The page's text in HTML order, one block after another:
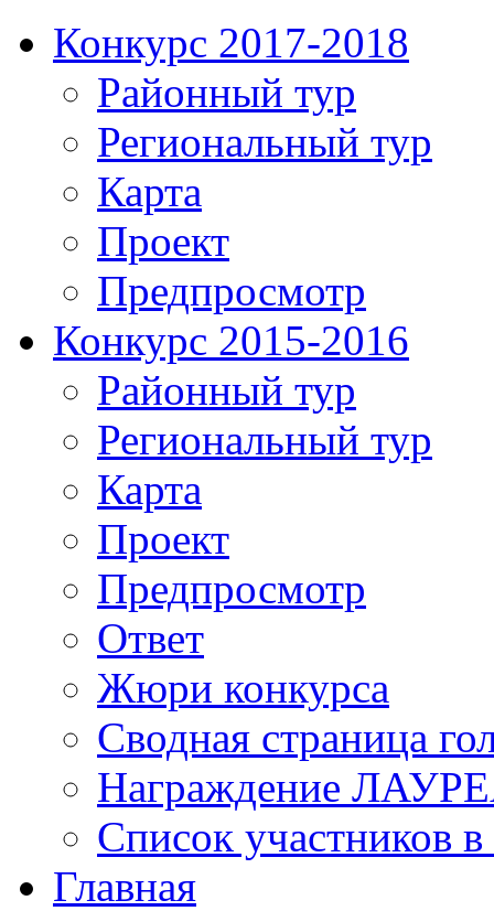
Конкурс 2017-2018
Районный тур
Региональный тур
Карта
Проект
Предпросмотр
Конкурс 2015-2016
Районный тур
Региональный тур
Карта
Проект
Предпросмотр
Ответ
Жюри конкурса
Сводная страница
Награждение
Список участников
Главная